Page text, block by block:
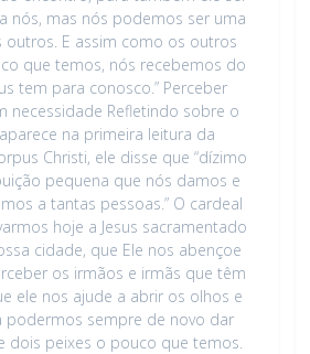
nós, mas nós podemos ser uma
outros. E assim como os outros
que temos, nós recebemos do
tem para conosco.” Perceber
necessidade Refletindo sobre o
na primeira leitura da
Christi, ele disse que “dízimo
pequena que nós damos e
a tantas pessoas.” O cardeal
hoje a Jesus sacramentado
cidade, que Ele nos abençoe
os irmãos e irmãs que têm
ele nos ajude a abrir os olhos e
podermos sempre de novo dar
dois peixes o pouco que temos.